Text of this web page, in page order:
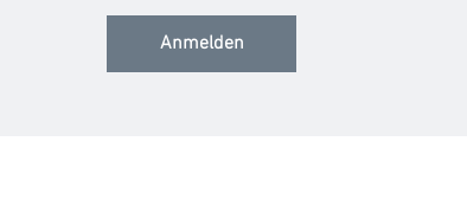
Anmelden